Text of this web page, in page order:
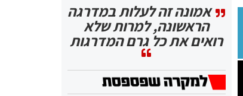
אמונה זה לעלות במדרגה
הראשונה, למרות שלא
רואים את כל גרם המדרגות